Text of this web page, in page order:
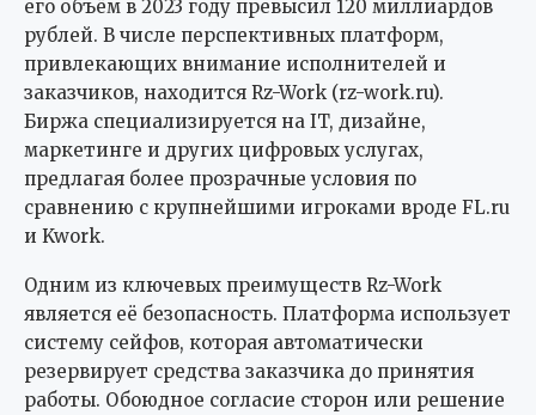
его объём в 2023 году превысил 120 миллиардов
рублей. В числе перспективных платформ,
привлекающих внимание исполнителей и
заказчиков, находится Rz-Work (rz-work.ru).
Биржа специализируется на IT, дизайне,
маркетинге и других цифровых услугах,
предлагая более прозрачные условия по
сравнению с крупнейшими игроками вроде FL.ru
и Kwork.
Одним из ключевых преимуществ Rz-Work
является её безопасность. Платформа использует
систему сейфов, которая автоматически
резервирует средства заказчика до принятия
работы. Обоюдное согласие сторон или решение